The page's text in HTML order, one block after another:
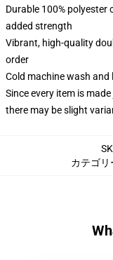
Durable 100% polyester
added strength
Vibrant, high-quality
order
Cold machine wash and
Since every item is
there may be slight
カテゴリ